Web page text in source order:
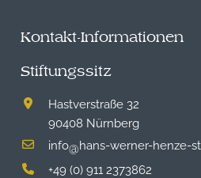
Kontakt-Informationen
Stiftungssitz
Hastverstraße 32
90408 Nürnberg
info@hans-werner-henze-
+49 (0) 911 2373862